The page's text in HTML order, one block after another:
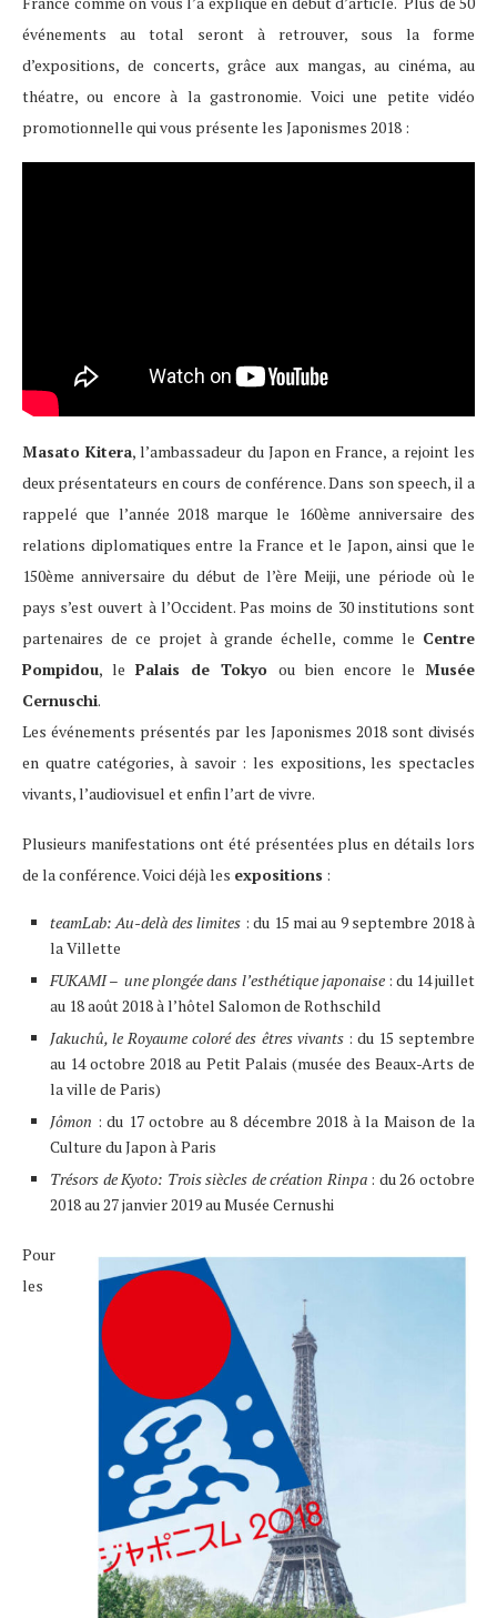
événements au total seront à retrouver, sous la forme
d’expositions, de concerts, grâce aux mangas, au cinéma, au
théatre, ou encore à la gastronomie. Voici une petite vidéo
promotionnelle qui vous présente les Japonismes 2018 :
Masato Kitera, l’ambassadeur du Japon en France, a rejoint les
deux présentateurs en cours de conférence. Dans son speech, il a
rappelé que l’année 2018 marque le 160ème anniversaire des
relations diplomatiques entre la France et le Japon, ainsi que le
150ème anniversaire du début de l’ère Meiji, une période où le
pays s’est ouvert à l’Occident. Pas moins de 30institutions sont
partenaires de ce projet à grande échelle, comme le Centre
Pompidou, lePalais de Tokyo ou bien encore le Musée
Cernuschi.
Les événements présentés par les Japonismes 2018 sont divisés
en quatre catégories, à savoir : les expositions, les spectacles
vivants, l’audiovisuel et enfin l’art de vivre.
Plusieurs manifestations ont été présentées plus en détails lors
de la conférence. Voici déjà les expositions :
teamLab: Au-delà des limites : du 15 mai au 9 septembre 2018 à
la Villette
FUKAMI – une plongée dans l’esthétique japonaise: du 14 juillet
au 18 août 2018 à l’hôtel Salomon de Rothschild
Jakuchû, le Royaume coloré des êtres vivants: du 15 septembre
au 14 octobre 2018 au Petit Palais (musée des Beaux-Arts de
la ville de Paris)
Jômon : du 17 octobre au 8 décembre 2018 à la Maison de la
Culture du Japon à Paris
Trésors de Kyoto: Trois siècles de création Rinpa: du 26 octobre
2018 au 27 janvier 2019 au Musée Cernushi
Pour
les